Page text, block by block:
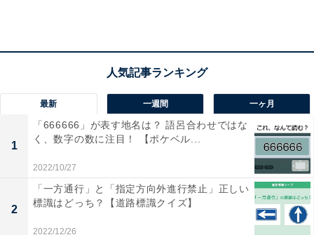
具の中に押し込み、両端に隙間を少しあけてラップをか
4：【3】をスプーンでよく混ぜて、とろりとなれば完成
＞「15分でできるポークカレー」のレシピを見る
【おすすめ記事】
最新 一週間 一ヶ月
1
「666666」が表す地名は？ 語呂合わせではな
く、数字の数に注目！ 【ポケベル...
2022/10/27
2
「一方通行」と「指定方向外進行禁止」正しい
標識はどっち？【道路標識クイズ】
2022/12/26